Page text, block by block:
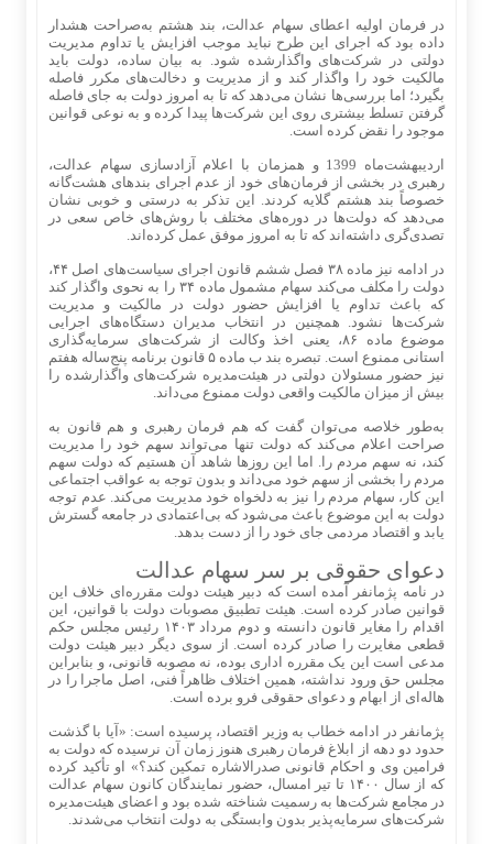
در فرمان اولیه اعطای سهام عدالت، بند هشتم به‌صراحت هشدار
داده بود که اجرای این طرح نباید موجب افزایش یا تداوم مدیریت
دولتی در شرکت‌های واگذارشده شود. به بیان ساده، دولت باید
مالکیت خود را واگذار کند و از مدیریت و دخالت‌های مکرر فاصله
بگیرد؛ اما بررسی‌ها نشان می‌دهد که تا به امروز دولت به جای فاصله
گرفتن تسلط بیشتری روی این شرکت‌ها پیدا کرده و به نوعی قوانین
موجود را نقض کرده است.
اردیبهشت‌ماه 1399 و همزمان با اعلام آزادسازی سهام عدالت،
رهبری در بخشی از فرمان‌های خود از عدم اجرای بندهای هشت‌گانه
خصوصاً بند هشتم گلایه کردند. این تذکر به درستی و خوبی نشان
می‌دهد که دولت‌ها در دوره‌های مختلف با روش‌های خاص سعی در
تصدی‌گری داشته‌اند که تا به امروز موفق عمل کرده‌اند.
در ادامه نیز ماده ۳۸ فصل ششم قانون اجرای سیاست‌های اصل ۴۴،
دولت را مکلف می‌کند سهام مشمول ماده ۳۴ را به نحوی واگذار کند
که باعث تداوم یا افزایش حضور دولت در مالکیت و مدیریت
شرکت‌ها نشود. همچنین در انتخاب مدیران دستگاه‌های اجرایی
موضوع ماده ۸۶، یعنی اخذ وکالت از شرکت‌های سرمایه‌گذاری
استانی ممنوع است. تبصره بند ب ماده ۵ قانون برنامه پنج‌ساله هفتم
نیز حضور مسئولان دولتی در هیئت‌مدیره شرکت‌های واگذارشده را
بیش از میزان مالکیت واقعی دولت ممنوع می‌داند.
به‌طور خلاصه می‌توان گفت که هم فرمان رهبری و هم قانون به
صراحت اعلام می‌کند که دولت تنها می‌تواند سهم خود را مدیریت
کند، نه سهم مردم را. اما این روزها شاهد آن هستیم که دولت سهم
مردم را بخشی از سهم خود می‌داند و بدون توجه به عواقب اجتماعی
این کار، سهام مردم را نیز به دلخواه خود مدیریت می‌کند. عدم توجه
دولت به این موضوع باعث می‌‌شود که بی‌اعتمادی در جامعه گسترش
یابد و اقتصاد مردمی جای خود را از دست بدهد.
دعوای حقوقی بر سر سهام عدالت
در نامه پژمانفر آمده است که دبیر هیئت دولت مقرره‌ای خلاف این
قوانین صادر کرده است. هیئت تطبیق مصوبات دولت با قوانین، این
اقدام را مغایر قانون دانسته و دوم مرداد ۱۴۰۳ رئیس مجلس حکم
قطعی مغایرت را صادر کرده است. از سوی دیگر دبیر هیئت دولت
مدعی است این یک مقرره اداری بوده، نه مصوبه قانونی، و بنابراین
مجلس حق ورود نداشته، همین اختلاف ظاهراً فنی، اصل ماجرا را در
هاله‌ای از ابهام و دعوای حقوقی فرو برده است.
پژمانفر در ادامه خطاب به وزیر اقتصاد، پرسیده است: «آیا با گذشت
حدود دو دهه از ابلاغ فرمان رهبری هنوز زمان آن نرسیده که دولت به
فرامین وی و احکام قانونی صدرالاشاره تمکین کند؟» او تأکید کرده
که از سال ۱۴۰۰ تا تیر امسال، حضور نمایندگان کانون سهام عدالت
در مجامع شرکت‌ها به رسمیت شناخته شده بود و اعضای هیئت‌مدیره
شرکت‌های سرمایه‌پذیر بدون وابستگی به دولت انتخاب می‌شدند.